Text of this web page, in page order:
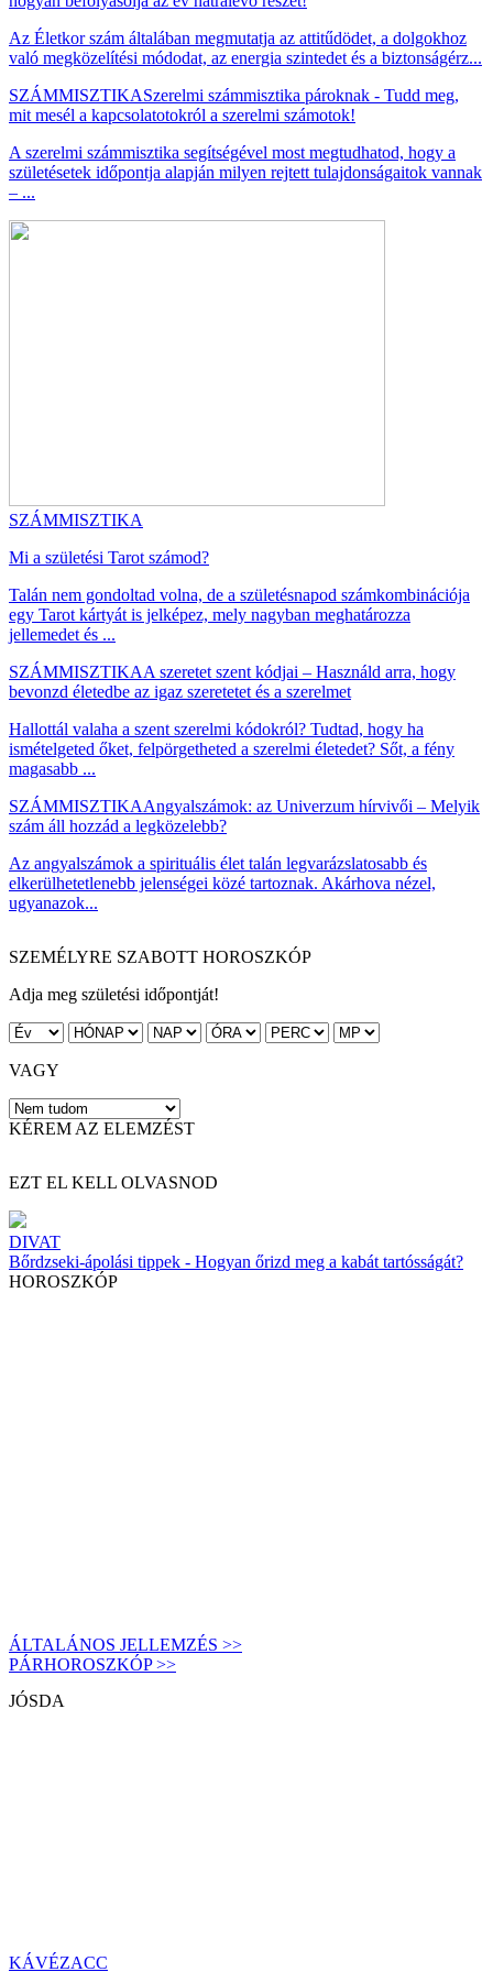
Az Életkor szám általában megmutatja az attitűdödet, a dolgokhoz
való megközelítési módodat, az energia szintedet és a biztonságérz...
SZÁMMISZTIKASzerelmi számmisztika pároknak - Tudd meg,
mit mesél a kapcsolatotokról a szerelmi számotok!
A szerelmi számmisztika segítségével most megtudhatod, hogy a
születésetek időpontja alapján milyen rejtett tulajdonságaitok vannak
– ...
SZÁMMISZTIKA
Mi a születési Tarot számod?
Talán nem gondoltad volna, de a születésnapod számkombinációja
egy Tarot kártyát is jelképez, mely nagyban meghatározza
jellemedet és ...
SZÁMMISZTIKAA szeretet szent kódjai – Használd arra, hogy
bevonzd életedbe az igaz szeretetet és a szerelmet
Hallottál valaha a szent szerelmi kódokról? Tudtad, hogy ha
ismételgeted őket, felpörgetheted a szerelmi életedet? Sőt, a fény
magasabb ...
SZÁMMISZTIKAAngyalszámok: az Univerzum hírvivői – Melyik
szám áll hozzád a legközelebb?
Az angyalszámok a spirituális élet talán legvarázslatosabb és
elkerülhetetlenebb jelenségei közé tartoznak. Akárhova nézel,
ugyanazok...
SZEMÉLYRE SZABOTT HOROSZKÓP
Adja meg születési időpontját!
VAGY
KÉREM AZ ELEMZÉST
EZT EL KELL OLVASNOD
DIVAT
Bőrdzseki-ápolási tippek - Hogyan őrizd meg a kabát tartósságát?
HOROSZKÓP
ÁLTALÁNOS JELLEMZÉS >>
PÁRHOROSZKÓP >>
JÓSDA
KÁVÉZACC